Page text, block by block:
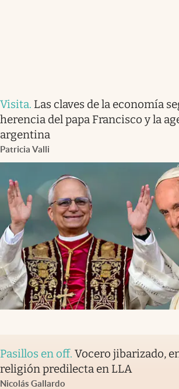
Visita. Las claves de la economía
herencia del papa Francisco y la
argentina
Patricia Valli
Pasillos en off. Vocero jibarizado,
religión predilecta en LLA
Nicolás Gallardo